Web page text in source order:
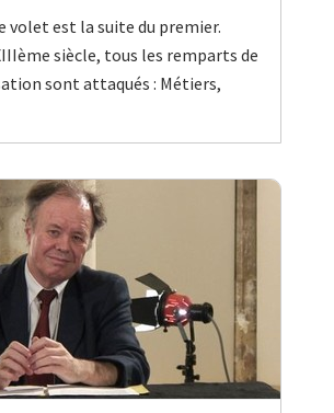
volet est la suite du premier.
siècle, tous les remparts de
sont attaqués : Métiers,